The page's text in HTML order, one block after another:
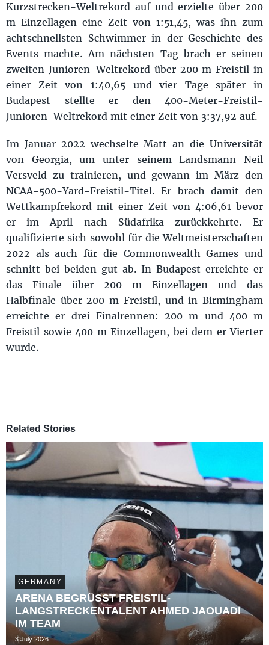
Kurzstrecken-Weltrekord auf und erzielte über 200
m Einzellagen eine Zeit von 1:51,45, was ihn zum
achtschnellsten Schwimmer in der Geschichte des
Events machte. Am nächsten Tag brach er seinen
zweiten Junioren-Weltrekord über 200 m Freistil in
einer Zeit von 1:40,65 und vier Tage später in
Budapest stellte er den 400-Meter-Freistil-
Junioren-Weltrekord mit einer Zeit von 3:37,92 auf.
Im Januar 2022 wechselte Matt an die Universität
von Georgia, um unter seinem Landsmann Neil
Versveld zu trainieren, und gewann im März den
NCAA-500-Yard-Freistil-Titel. Er brach damit den
Wettkampfrekord mit einer Zeit von 4:06,61 bevor
er im April nach Südafrika zurückkehrte. Er
qualifizierte sich sowohl für die Weltmeisterschaften
2022 als auch für die Commonwealth Games und
schnitt bei beiden gut ab. In Budapest erreichte er
das Finale über 200 m Einzellagen und das
Halbfinale über 200 m Freistil, und in Birmingham
erreichte er drei Finalrennen: 200 m und 400 m
Freistil sowie 400 m Einzellagen, bei dem er Vierter
wurde.
Related Stories
GERMANY
ARENA BEGRÜSST FREISTIL-
LANGSTRECKENTALENT AHMED JAOUADI
IM TEAM
3 July 2026